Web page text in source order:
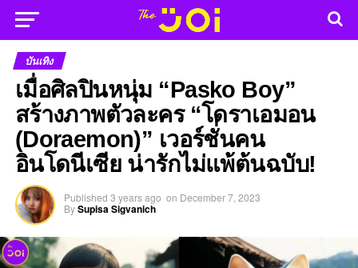
บันเทิง
เมื่อศิลปินหนุ่ม “Pasko Boy”
สร้างภาพตัวละคร “โดราเอมอน
(Doraemon)” เวอร์ชั่นคน
อินโดนีเซีย น่ารักไม่แพ้ต้นฉบับ!
Published 3 years ago on December 7, 2023
BySupisa Sigvanich